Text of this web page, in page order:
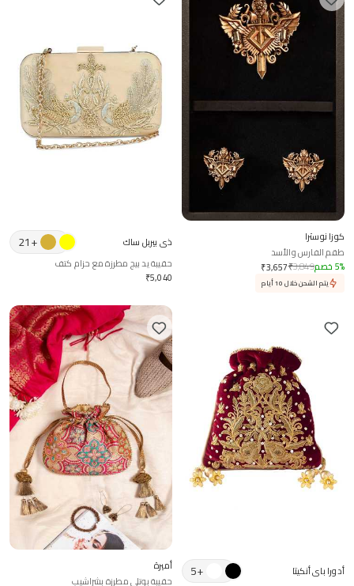
كوزا نوسترا
طقم الفارس والأسد
₹3,657₹3,849 5% خصم
يتم الشحن خلال 10 أيام
ذي بيربل ساك +
21
حقيبة يد بيج مطرزة مع حزام كتف
₹5,040
أدورا باي أنكيتا +
5
أميرة
حقيبة بوتلي مطرزة بشراشيب